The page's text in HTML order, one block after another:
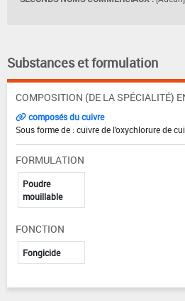
Substances et formulation
COMPOSITION (DE LA SPÉCIALITÉ)
composés du cuivre
Sous forme de : cuivre de l'oxychlorure de
FORMULATION
Poudre
mouillable
FONCTION
Fongicide